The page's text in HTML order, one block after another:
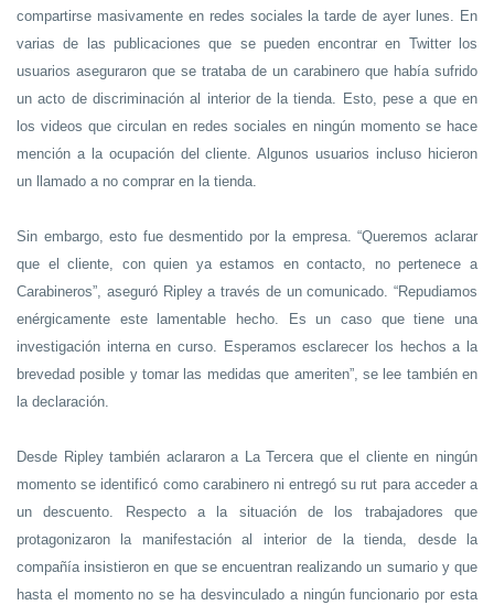
compartirse masivamente en redes sociales la tarde de ayer lunes. En
varias de las publicaciones que se pueden encontrar en Twitter los
usuarios aseguraron que se trataba de un carabinero que había sufrido
un acto de discriminación al interior de la tienda. Esto, pese a que en
los videos que circulan en redes sociales en ningún momento se hace
mención a la ocupación del cliente. Algunos usuarios incluso hicieron
un llamado a no comprar en la tienda.
Sin embargo, esto fue desmentido por la empresa. “Queremos aclarar
que el cliente, con quien ya estamos en contacto, no pertenece a
Carabineros”, aseguró Ripley a través de un comunicado. “Repudiamos
enérgicamente este lamentable hecho. Es un caso que tiene una
investigación interna en curso. Esperamos esclarecer los hechos a la
brevedad posible y tomar las medidas que ameriten”, se lee también en
la declaración.
Desde Ripley también aclararon a La Tercera que el cliente en ningún
momento se identificó como carabinero ni entregó su rut para acceder a
un descuento. Respecto a la situación de los trabajadores que
protagonizaron la manifestación al interior de la tienda, desde la
compañía insistieron en que se encuentran realizando un sumario y que
hasta el momento no se ha desvinculado a ningún funcionario por esta